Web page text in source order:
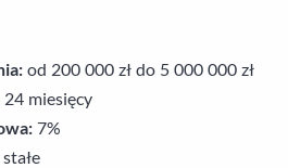
od 200 000 zł do 5 000 000 zł
24 miesięcy
7%
stałe